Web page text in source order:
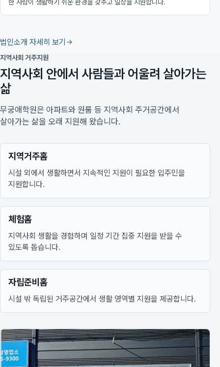
한 사람이 생활하기 쉬운 환경을 갖추고 일상을 지원합니다.
법인소개 자세히 보기
지역사회 거주지원
지역사회 안에서 사람들과 어울려 살아가는
삶
무궁애학원은 아파트와 원룸 등 지역사회 주거공간에서
살아가는 삶을 오래 지원해 왔습니다.
지역거주홈
시설 외에서 생활하면서 지속적인 지원이 필요한 입주민을
지원합니다.
체험홈
지역사회 생활을 경험하며 일정 기간 집중 지원을 받을 수
있도록 돕습니다.
자립준비홈
시설 밖 독립된 거주공간에서 생활 영역별 지원을 제공합니다.